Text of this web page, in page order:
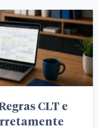
CLT e